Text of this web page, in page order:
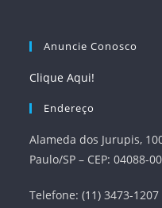
Anuncie Conosco
Clique Aqui!
Endereço
Alameda dos Jurupis,
Paulo/SP – CEP: 04088-
Telefone: (11) 3473-1207